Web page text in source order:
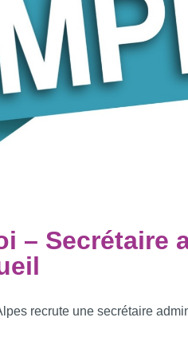
– Secrétaire
recrute une secrétaire